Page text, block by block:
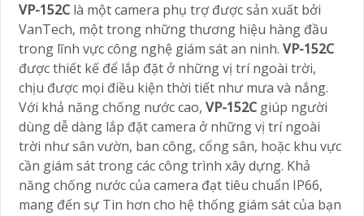
VP-152C là một camera phụ trợ được sản xuất bởi
VanTech, một trong những thương hiệu hàng đầu
trong lĩnh vực công nghệ giám sát an ninh. VP-152C
được thiết kế để lắp đặt ở những vị trí ngoài trời,
chịu được mọi điều kiện thời tiết như mưa và nắng.
Với khả năng chống nước cao, VP-152C giúp người
dùng dễ dàng lắp đặt camera ở những vị trí ngoài
trời như sân vườn, ban công, cổng sân, hoặc khu vực
cần giám sát trong các công trình xây dựng. Khả
năng chống nước của camera đạt tiêu chuẩn IP66,
mang đến sự Tin hơn cho hệ thống giám sát của bạn